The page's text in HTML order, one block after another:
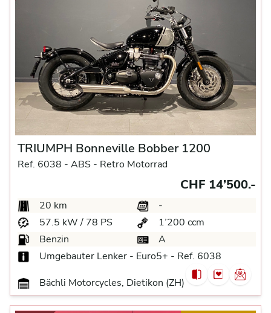
TRIUMPH Bonneville Bobber 1200
Ref. 6038 - ABS - Retro Motorrad
CHF 14’500.-
20 km
-
57.5 kW / 78 PS
1’200 ccm
Benzin
A
Umgebauter Lenker - Euro5+ - Ref. 6038
Bächli Motorcycles, Dietikon (ZH)